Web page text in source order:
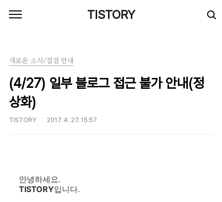
TISTORY
새로운 소식/점검 안내
(4/27) 일부 블로그 접근 불가 안내(정
상화)
TISTORY 2017. 4. 27. 15:57
안녕하세요.
TISTORY입니다.